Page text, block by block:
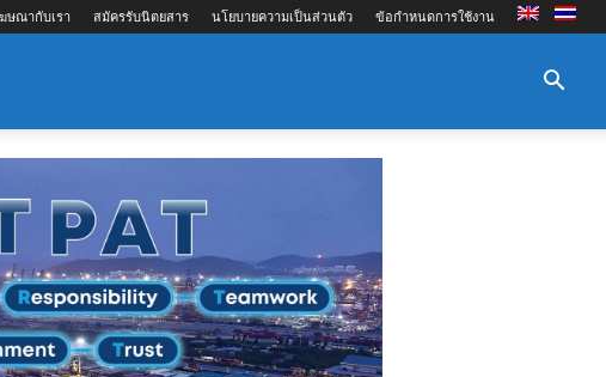
ษณากับเรา สมัครรับนิตยสาร นโยบายความเป็นส่วนตัว ข้อกำหนดการใช้งาน